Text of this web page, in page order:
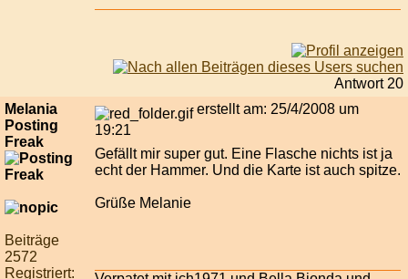
Antwort 20
Melania
Posting
Freak
Beiträge
2572
Registriert:
erstellt am: 25/4/2008 um
19:21
Gefällt mir super gut. Eine Flasche nichts ist ja
echt der Hammer. Und die Karte ist auch spitze.
Grüße Melanie